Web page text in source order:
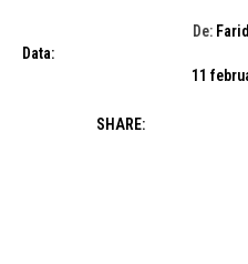
De:
Data:
11
SHARE: